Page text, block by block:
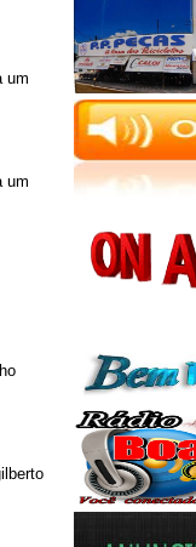
um
um